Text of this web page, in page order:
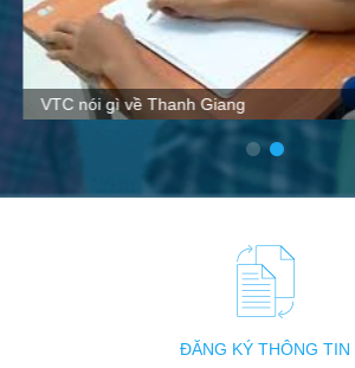
VTC nói gì về Thanh Giang
ĐĂNG KÝ THÔNG TIN